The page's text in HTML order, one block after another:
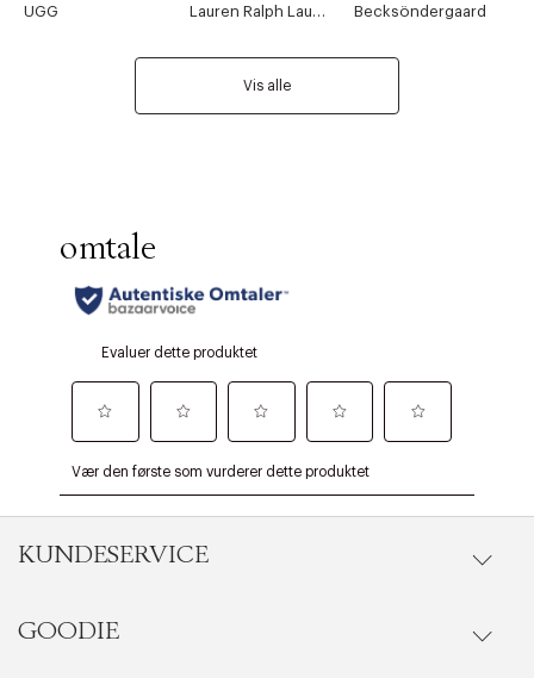
UGG
Lauren Ralph Lauren Becksöndergaard
Vis alle
KUNDESERVICE
Gå til kundeservice
GOODIE